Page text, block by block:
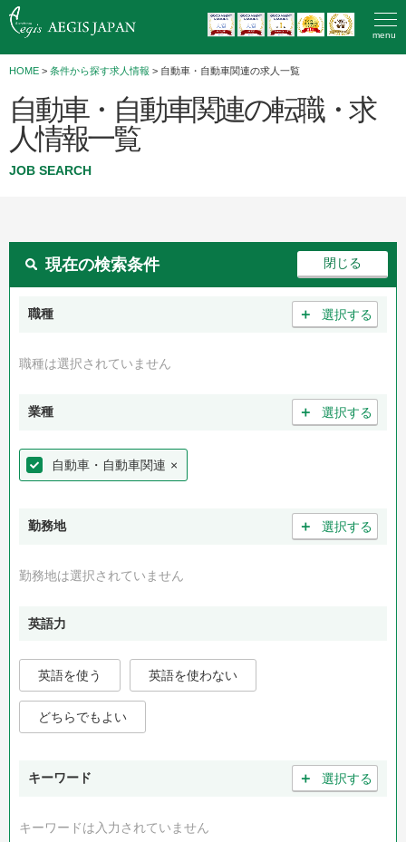
menu
HOME > 条件から探す求人情報 > 自動車・自動車関連の求人一覧
自動車・自動車関連の転職・求
人情報一覧
JOB SEARCH
現在の検索条件
職種 ＋ 選択する
職種は選択されていません
業種 ＋ 選択する
自動車・自動車関連 ×
勤務地 ＋ 選択する
勤務地は選択されていません
英語力
英語を使う 英語を使わない
どちらでもよい
キーワード ＋ 選択する
キーワードは入力されていません